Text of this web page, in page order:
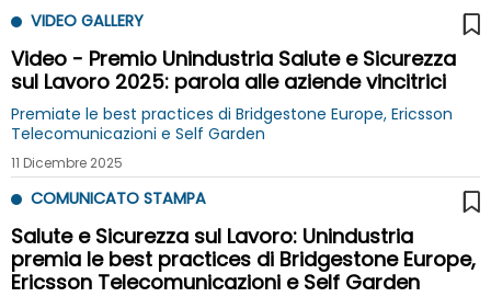
VIDEO GALLERY
Video - Premio Unindustria Salute e Sicurezza
sul Lavoro 2025: parola alle aziende vincitrici
Premiate le best practices di Bridgestone Europe, Ericsson
Telecomunicazioni e Self Garden
11 Dicembre 2025
COMUNICATO STAMPA
Salute e Sicurezza sul Lavoro: Unindustria
premia le best practices di Bridgestone Europe,
Ericsson Telecomunicazioni e Self Garden